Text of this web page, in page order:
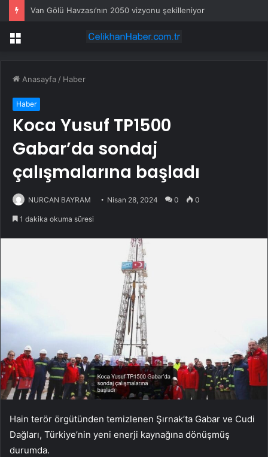
Van Gölü Havzası’nın 2050 vizyonu şekilleniyor
Menü
Anasayfa / Haber
Haber
Koca Yusuf TP1500
Gabar’da sondaj
çalışmalarına başladı
NURCAN BAYRAM Nisan 28, 2024 0 0
1 dakika okuma süresi
Hain terör örgütünden temizlenen Şırnak’ta Gabar ve Cudi
Dağları, Türkiye’nin yeni enerji kaynağına dönüşmüş
durumda.